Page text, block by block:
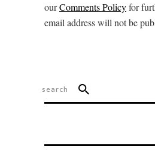
ourComments Policyfor
email address will not be